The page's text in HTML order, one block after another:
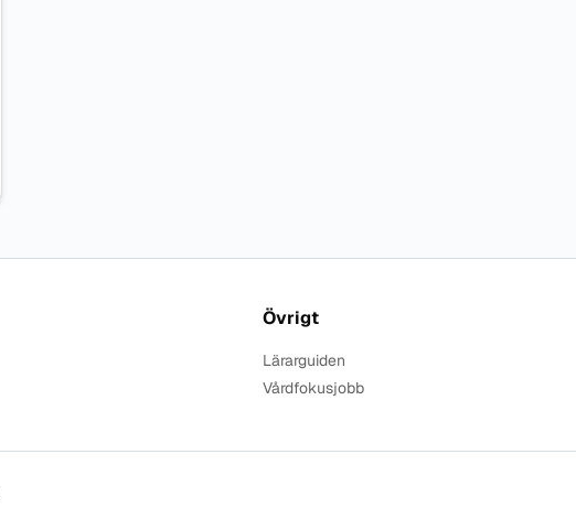
Övrigt
Lärarguiden
Vårdfokusjobb